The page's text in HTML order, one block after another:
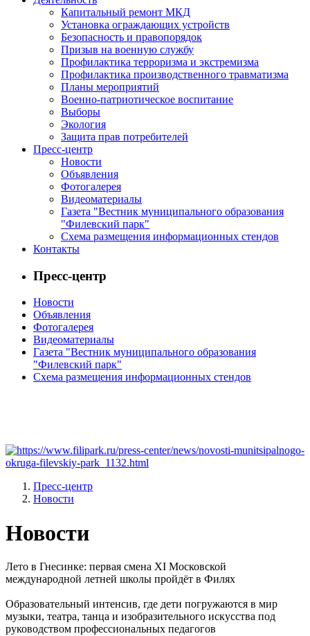
Капитальный ремонт МКД
Установка ограждающих устройств
Безопасность и правопорядок
Призыв на военную службу
Профилактика терроризма и экстремизма
Профилактика производственного травматизма
Планы мероприятий
Военно-патриотическое воспитание
Выборы
Экология
Защита прав потребителей
Пресс-центр
Новости
Объявления
Фотогалерея
Видеоматериалы
Газета "Вестник муниципального образования
"Филевский парк"
Схема размещения информационных стендов
Контакты
Пресс-центр
Новости
Объявления
Фотогалерея
Видеоматериалы
Газета "Вестник муниципального образования
"Филевский парк"
Схема размещения информационных стендов
Пресс-центр
Новости
Новости
Лето в Гнесинке: первая смена XI Московской
международной летней школы пройдёт в Филях
Образовательный интенсив, где дети погружаются в мир
музыки, театра, танца и изобразительного искусства под
руководством профессиональных педагогов